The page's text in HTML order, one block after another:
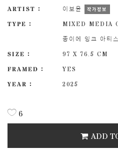
ARTIST : 이보윤 작가정보
TYPE :
MIXED MEDIA
종이에 잉크 아티
SIZE :
97 X 76.5 CM
FRAMED :
YES
YEAR :
2025
6
ADD